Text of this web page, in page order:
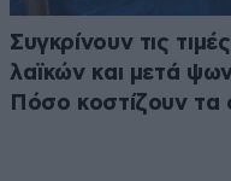
Συγκρίνουν τις
λαϊκών και μετά
Πόσο κοστίζουν τα